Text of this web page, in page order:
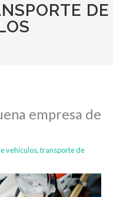
DE
empresa de
vehiculos,transporte de